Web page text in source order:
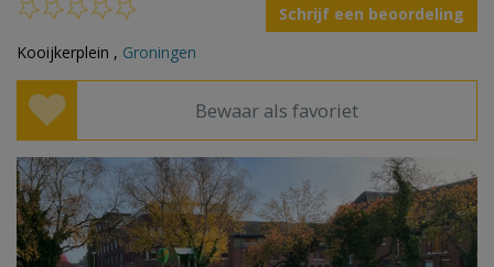
Schrijf een beoordeling
Kooijkerplein , Groningen
Bewaar als favoriet